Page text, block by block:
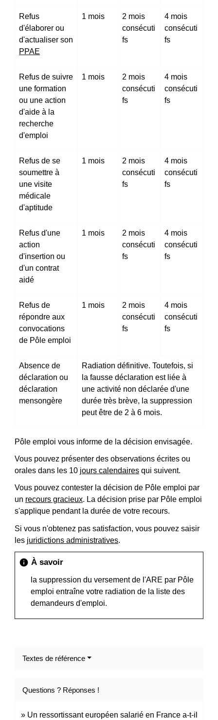
Refus
d'élaborer ou
d'actualiser son
PPAE
1 mois
2 mois
consécuti
fs
4 mois
consécuti
fs
Refus de suivre
une formation
ou une action
d'aide à la
recherche
d'emploi
1 mois
2 mois
consécuti
fs
4 mois
consécuti
fs
Refus de se
soumettre à
une visite
médicale
d'aptitude
1 mois
2 mois
consécuti
fs
4 mois
consécuti
fs
Refus d'une
action
d'insertion ou
d'un contrat
aidé
1 mois
2 mois
consécuti
fs
4 mois
consécuti
fs
Refus de
répondre aux
convocations
de Pôle emploi
1 mois
2 mois
consécuti
fs
4 mois
consécuti
fs
Absence de
déclaration ou
déclaration
mensongère
Radiation définitive. Toutefois, si
la fausse déclaration est liée à
une activité non déclarée d'une
durée très brève, la suppression
peut être de 2 à 6 mois.
Pôle emploi vous informe de la décision envisagée.
Vous pouvez présenter des observations écrites ou
orales dans les 10 jours calendaires qui suivent.
Vous pouvez contester la décision de Pôle emploi par
un recours gracieux. La décision prise par Pôle emploi
s'applique pendant la durée de votre recours.
Si vous n'obtenez pas satisfaction, vous pouvez saisir
les juridictions administratives.
info À savoir
la suppression du versement de l'ARE par Pôle
emploi entraîne votre radiation de la liste des
demandeurs d'emploi.
Textes de référence
Questions ? Réponses !
Un ressortissant européen salarié en France a-t-il